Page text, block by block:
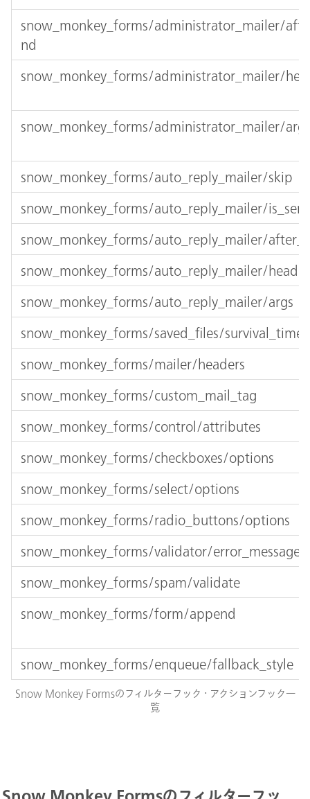
snow_monkey_forms/administrator_mailer/
nd
snow_monkey_forms/administrator_mailer/
snow_monkey_forms/administrator_mailer/
snow_monkey_forms/auto_reply_mailer/skip
snow_monkey_forms/auto_reply_mailer/
snow_monkey_forms/auto_reply_mailer/
snow_monkey_forms/auto_reply_mailer/
snow_monkey_forms/auto_reply_mailer/args
snow_monkey_forms/saved_files/survival_time
snow_monkey_forms/mailer/headers
snow_monkey_forms/custom_mail_tag
snow_monkey_forms/control/attributes
snow_monkey_forms/checkboxes/options
snow_monkey_forms/select/options
snow_monkey_forms/radio_buttons/options
snow_monkey_forms/validator/error_message
snow_monkey_forms/spam/validate
snow_monkey_forms/form/append
snow_monkey_forms/enqueue/fallback_style
Snow Monkey Formsのフィルターフック・アクションフック一
覧
Snow Monkey Formsのフィルターフッ